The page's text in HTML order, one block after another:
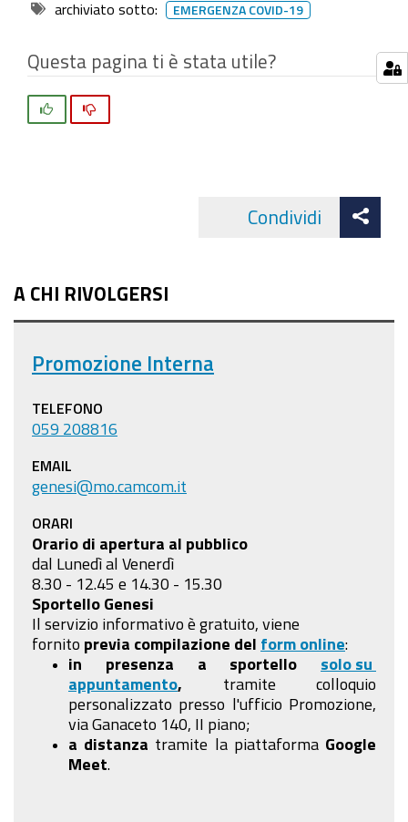
archiviato sotto: EMERGENZA COVID-19
Questa pagina ti è stata utile?
Condividi
A CHI RIVOLGERSI
Promozione Interna
TELEFONO
059 208816
EMAIL
genesi@mo.camcom.it
ORARI
Orario di apertura al pubblico
dal Lunedì al Venerdì
8.30 - 12.45 e 14.30 - 15.30
Sportello Genesi
Il servizio informativo è gratuito, viene
fornito previa compilazione del form online:
in presenza a sportello solo su
appuntamento
tramite colloquio
personalizzato presso l'ufficio Promozione,
via Ganaceto 140, II piano;
a distanza tramite la piattaforma Google
Meet